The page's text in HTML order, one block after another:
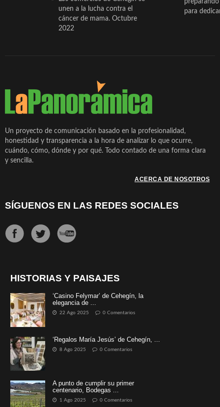
unen a la lucha contra el
cáncer de mama. Octubre
2022
para
Un proyecto de comunicación basado en la profesionalidad,
honestidad y transparencia a la hora de analizar lo que ocurre,
cuándo, cómo, dónde y por qué. Todo contado de una forma clara
y sencilla.
ACERCA DE NOSOTROS
SÍGUENOS EN LAS REDES SOCIALES
HISTORIAS Y PAISAJES
‘Casino Felymar’ de Cehegín, la
elegancia de ...
22 Ago 2025 0 Comentarios
‘Regalos María Jesús’ de Cehegín, ...
8 Ago 2025 0 Comentarios
A punto de cumplir su primer
centenario, Bodegas ...
1 Ago 2025 0 Comentarios